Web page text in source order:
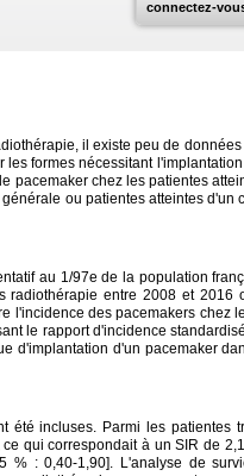
connectez-
il existe peu de
formes nécessitant
pacemaker chez les patientes
ou patientes atteintes d'un
au 1/97e de la population
entre 2008 et 2016
l'incidence des pacemakers chez
le rapport d'incidence
d'implantation d'un pacemaker
incluses. Parmi les patientes
qui correspondait à un SIR de
% : 0,40-1,90]. L'analyse de